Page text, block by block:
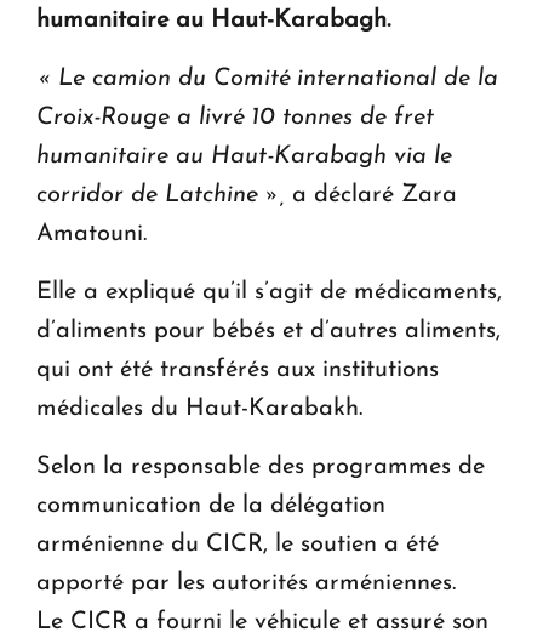
KASA : 30 ans d'audace, de résilience et d'avenir
Le premier hôtel Hyatt Regency d'Arménie
ouvrira ses portes à Dilijan
humanitaire au Haut-Karabagh.
« Le camion du Comité international de la
Croix-Rouge a livré 10 tonnes de fret
humanitaire au Haut-Karabagh via le
corridor de Latchine »,
a déclaré Zara
Amatouni.
Elle a expliqué qu’il s’agit de médicaments,
d’aliments pour bébés et d’autres aliments,
qui ont été transférés aux institutions
médicales du Haut-Karabakh.
Selon la responsable des programmes de
communication de la délégation
arménienne du CICR, le soutien a été
apporté par les autorités arméniennes.
Le CICR a fourni le véhicule et assuré son